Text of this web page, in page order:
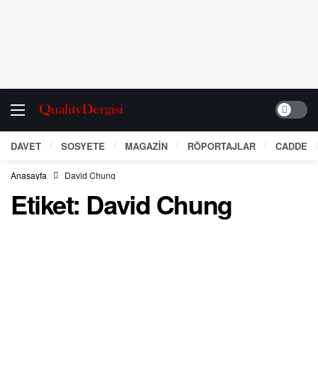
Dark
DAVET SOSYETE MAGAZİN RÖPORTAJLAR CADDE
Anasayfa David Chung
Etiket: David Chung